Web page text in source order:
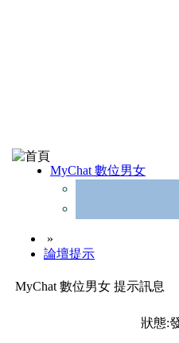
MyChat 數位男女
»
論壇提示
MyChat 數位男女 提示訊息
狀態: